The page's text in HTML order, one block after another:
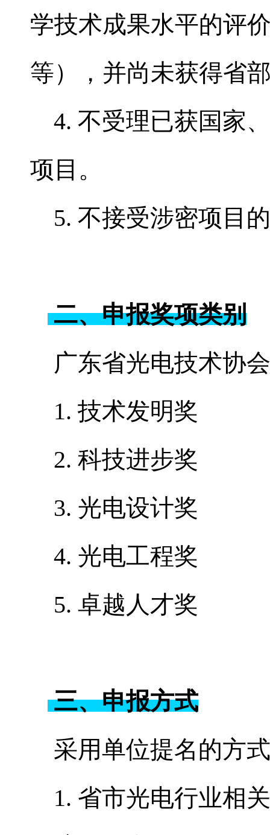
学技术成果水平的评
等），并尚未获得省
4. 不受理已获国家
项目。
5. 不接受涉密项目
二、申报奖项类别
广东省光电技术协
1. 技术发明奖
2. 科技进步奖
3. 光电设计奖
4. 光电工程奖
5. 卓越人才奖
三、申报方式
采用单位提名的方
1. 省市光电行业相